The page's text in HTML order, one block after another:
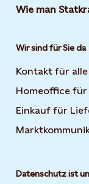
Wie man
Wir sind für Sie da
Kontakt für
Homeoffice
Einkauf für
Datenschutz ist